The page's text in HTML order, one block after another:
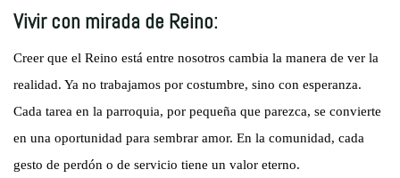
Vivir con mirada de Reino:
Creer que el Reino está entre nosotros cambia la manera de ver la
realidad. Ya no trabajamos por costumbre, sino con esperanza.
Cada tarea en la parroquia, por pequeña que parezca, se convierte
en una oportunidad para sembrar amor. En la comunidad, cada
gesto de perdón o de servicio tiene un valor eterno.